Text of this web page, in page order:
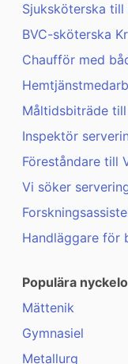
Sjuksköterska till
BVC-sköterska
Chaufför med
Måltidsbiträde
Inspektör
Föreståndare till
Vi söker
Handläggare för
Populära
Mättenik
Gymnasiel
Metallurg